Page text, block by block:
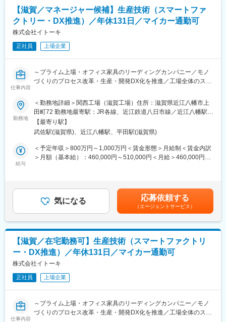
新規技術の評価・実証および実用化に向けた設備導入の計画・推
進
◇生産性向上活動
工程改善による生産性向上、原価低減および品質向上の推進
◇設備投資・設備更新
需要変動への対応および老朽設備更新に伴う設備導入・改造の計
画・推進
■組織構成：
本組織はマネージャー1名40代、とメンバー4,5名（30代メイン）
若手から上流工程にも携われ、ステップアップが可能な環境で
す。
■働き方：
残業20ｈ程
転勤当面なし
◇戸建て住宅の企画開発・生産を核に、街づくり、リフォーム、
マンション、不動産、オフィス店舗、海外事業など多角化を推進
しています。
◇愛知県戸建て販売シェアトップクラス。2020年1月に、トヨタ
自動車とパナソニックの出資によりプライムライフテクノロジー
ズが設立し、その一員として各社の持つリソーセス「クルマ」
「家電」「住宅」の連携を高め、暮らしの当たり前を変える新た
な街づくりを目指しています。
変更の範囲：会社の定める業務
【滋賀／マネージャー候補】生産技術（スマートファ
クトリー・DX推進）／年休131日／マイカー通勤可
株式会社イトーキ
正社員 上場企業
仕事内容
～プライム上場・オフィス家具のリーディングカンパニー／モノ
づくりのプロセス改革・生産・開発DX化を推進／工場全体のスマ
者に／年間休日131日・夜勤なし～
■業務概要：
モノづくりのプロセス改革として、生産・開発DX化構想を考えて
おり、ＤＸ部門との連携を図り、要件定義からシステム開発、新
規機材の導入、運用以降、初期流動の管理をマネージャー候補と
してお任せ致します。
化に向けた工程設計、レイアウト設計、設備導入をお任せ致しま
す。現場で発生している課題に対して、DXやAIを用いた改善策の
検討、要件定義を実施頂きます。その後はDX本部と連携しながら
■働き方：
残業は20時間/月程度で、年間休日131日、夜勤なしと働きやすい
環境を整えております。滋賀工場は2022年10月竣工の新しい工場
ですが、工場を単なる製造拠点ではなく、価値を生み出す戦略拠
点とするため度重なるリニューアルを進めております。滋賀工場
では、データとデザインを融合した共創型工場「ITOKI DESIGN
HOUSE SHIGA」を開設し、開発・試作・検証を一体化。人と空
間の動きを可視化する「Data Trekking」を活用し、工場自体が常
にアップデートされ続ける“進化するものづくり”を実現していま
勤務地
＜勤務地詳細＞関西工場（滋賀工場）住所：滋賀県近江八幡市上
田町72 勤務地最寄駅：JR各線、近江鉄道八日市線／近江八幡駅受
動喫煙対策：屋内全面禁煙
【最寄り駅】
武佐駅(滋賀県)、近江八幡駅、平田駅(滋賀県)
給与
＜予定年収＞800万円～1,000万円＜賃金形態＞月給制＜賃金内訳
＞月額（基本給）：460,000円～510,000円＜月給＞460,000円～
績年4ヶ月分賃金はあくまでも目安の金額であり、選考を通じて上
下する可能性があります。月給(月額)は固定手当を含めた表記で
す。
気になる 応募依頼する
（エージェントサービス）
【滋賀／在宅勤務可】生産技術（スマートファクトリ
ー・DX推進）／年休131日／マイカー通勤可
株式会社イトーキ
正社員 上場企業
仕事内容
～プライム上場・オフィス家具のリーディングカンパニー／モノ
づくりのプロセス改革・生産・開発DX化を推進／工場全体のスマ